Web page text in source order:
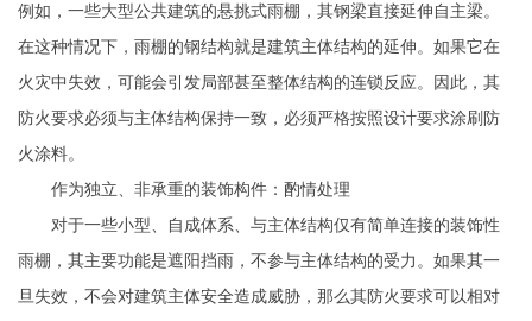
例如，一些大型公共建筑的悬挑式雨棚，其钢梁直接延伸自主梁。
在这种情况下，雨棚的钢结构就是建筑主体结构的延伸。如果它在
火灾中失效，可能会引发局部甚至整体结构的连锁反应。因此，其
防火要求必须与主体结构保持一致，必须严格按照设计要求涂刷防
火涂料。
作为独立、非承重的装饰构件：酌情处理
对于一些小型、自成体系、与主体结构仅有简单连接的装饰性
雨棚，其主要功能是遮阳挡雨，不参与主体结构的受力。如果其一
旦失效，不会对建筑主体安全造成威胁，那么其防火要求可以相对